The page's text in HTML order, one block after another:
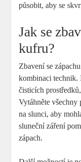
působit, aby se
Jak se
kufru?
Zbavení se
kombinaci technik.
čisticích
Vytáhněte všechny
na slunci, aby
sluneční záření
zápach.